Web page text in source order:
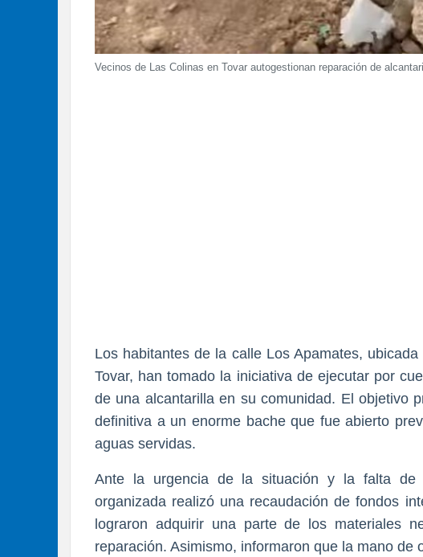
Vecinos de Las Colinas en Tovar autogestionan reparación de
Los habitantes de la calle Los Apamates,
Tovar, han tomado la iniciativa de ejecutar por
de una alcantarilla en su comunidad. El objetivo
definitiva a un enorme bache que fue abierto
aguas servidas.
​Ante la urgencia de la situación y la falta de
organizada realizó una recaudación de fondos
lograron adquirir una parte de los materiales
reparación. Asimismo, informaron que la mano de